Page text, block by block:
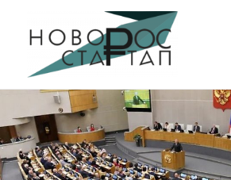
Новорос Стартап